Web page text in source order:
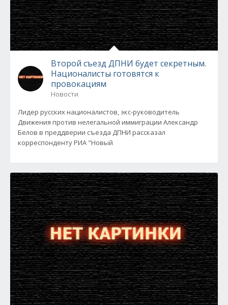
Второй съезд ДПНИ будет секретным.
Националисты готовятся к
провокациям
Новости
Лидер русских националистов, экс-руководитель
Движения против нелегальной иммиграции Александр
Белов в преддверии съезда ДПНИ рассказал
корреспонденту РИА "Новый